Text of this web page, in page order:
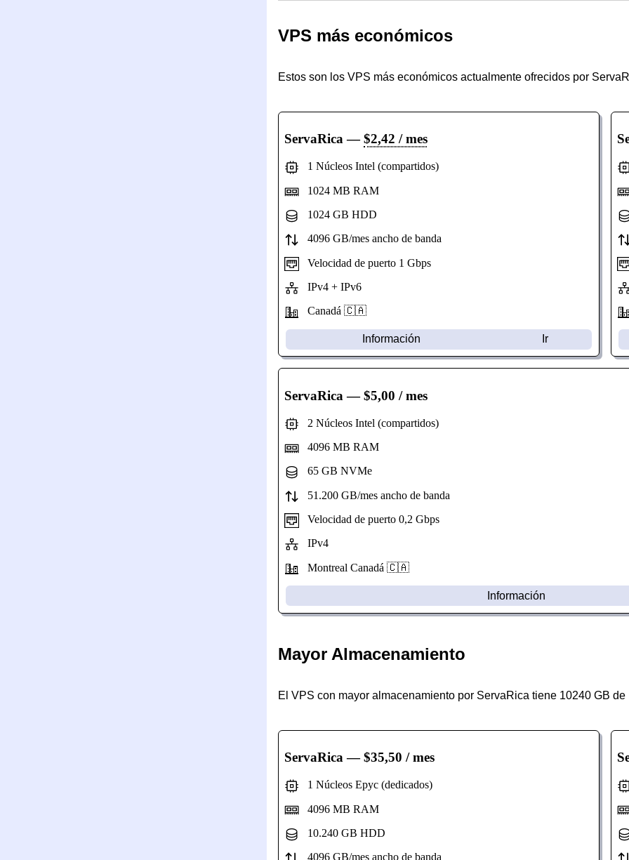
VPS más económicos
Estos son los VPS más económicos actualmente ofrecidos por
ServaRica —$2,42 / mes
1 Núcleos Intel (compartidos)
1024 MB RAM
1024 GB HDD
4096 GB/mes ancho de banda
Velocidad de puerto 1 Gbps
IPv4 + IPv6
Canadá 🇨🇦
Información Ir
ServaRica — $5,00 / mes
2 Núcleos Intel (compartidos)
4096 MB RAM
65 GB NVMe
51.200 GB/mes ancho de banda
Velocidad de puerto 0,2 Gbps
IPv4
Montreal Canadá 🇨🇦
Información
Mayor Almacenamiento
El VPS con mayor almacenamiento por ServaRica tiene 10240 GB
ServaRica — $35,50 / mes
1 Núcleos Epyc (dedicados)
4096 MB RAM
10.240 GB HDD
4096 GB/mes ancho de banda